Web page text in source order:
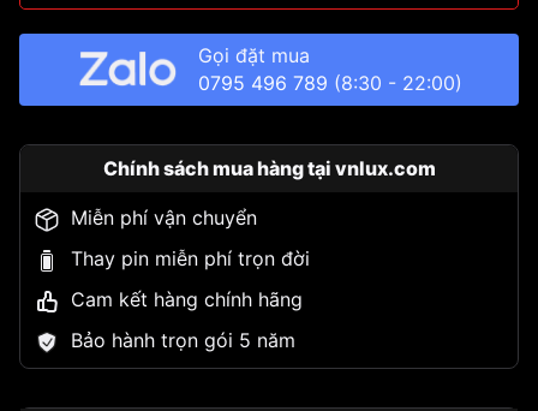
Gọi đặt mua
0795 496 789 (8:30 - 22:00)
Chính sách mua hàng tại vnlux.com
Miễn phí vận chuyển
Thay pin miễn phí trọn đời
Cam kết hàng chính hãng
Bảo hành trọn gói 5 năm